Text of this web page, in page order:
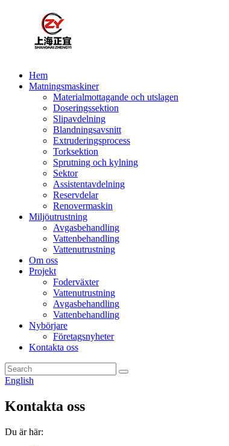
Hem
Matningsmaskiner
Materialmottagande och utslagen
Doseringssektion
Slipavdelning
Blandningsavsnitt
Extruderingsprocess
Torksektion
Sprutning och kylning
Sektor
Assistentavdelning
Reservdelar
Renovermaskin
Miljöutrustning
Avgasbehandling
Vattenbehandling
Vattenutrustning
Om oss
Projekt
Foderväxter
Vattenutrustning
Avgasbehandling
Vattenbehandling
Nybörjare
Företagsnyheter
Kontakta oss
English
Kontakta oss
Du är här: